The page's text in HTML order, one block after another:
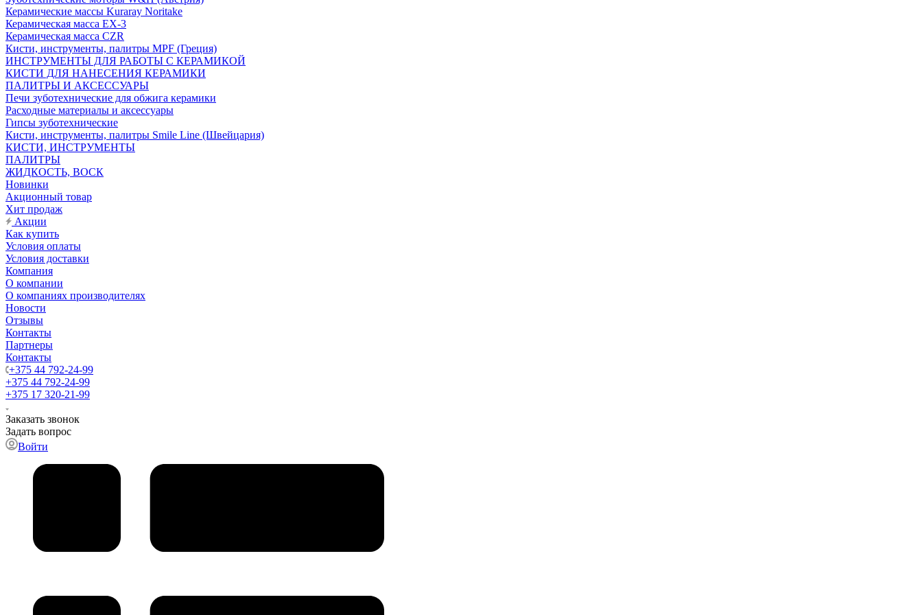
Керамические массы Kuraray Noritake
Керамическая масса EX-3
Керамическая масса CZR
Кисти, инструменты, палитры MPF (Греция)
ИНСТРУМЕНТЫ ДЛЯ РАБОТЫ С КЕРАМИКОЙ
КИСТИ ДЛЯ НАНЕСЕНИЯ КЕРАМИКИ
ПАЛИТРЫ И АКСЕССУАРЫ
Печи зуботехнические для обжига керамики
Расходные материалы и аксессуары
Гипсы зуботехнические
Кисти, инструменты, палитры Smile Line (Швейцария)
КИСТИ, ИНСТРУМЕНТЫ
ПАЛИТРЫ
ЖИДКОСТЬ, ВОСК
Новинки
Акционный товар
Хит продаж
Акции
Как купить
Условия оплаты
Условия доставки
Компания
О компании
О компаниях производителях
Новости
Отзывы
Контакты
Партнеры
Контакты
+375 44 792-24-99
+375 44 792-24-99
+375 17 320-21-99
Заказать звонок
Задать вопрос
Войти